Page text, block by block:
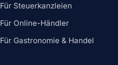
Für Steuerkanzleien
Für Online-Händler
Für Gastronomie & Handel